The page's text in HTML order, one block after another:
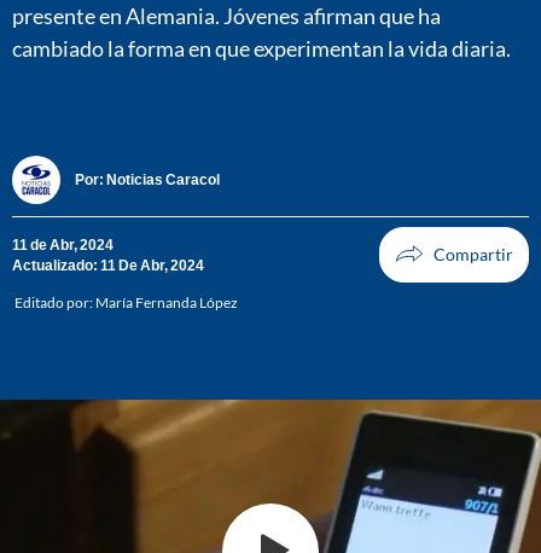
presente en Alemania. Jóvenes afirman que ha
cambiado la forma en que experimentan la vida diaria.
Por: Noticias Caracol
11 de Abr, 2024
Actualizado: 11 De Abr, 2024
Editado por: María Fernanda López